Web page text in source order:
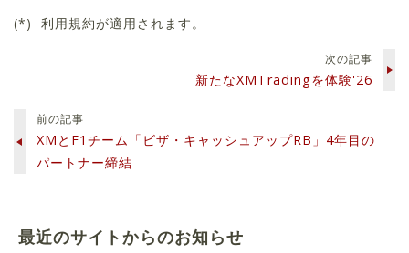
利用規約が適用されます。
前の記事
XMとF1チーム「ビザ・キャッシュアップRB」4年目の
パートナー締結
次の記事
新たなXMTradingを体験'26
最近のサイトからのお知らせ